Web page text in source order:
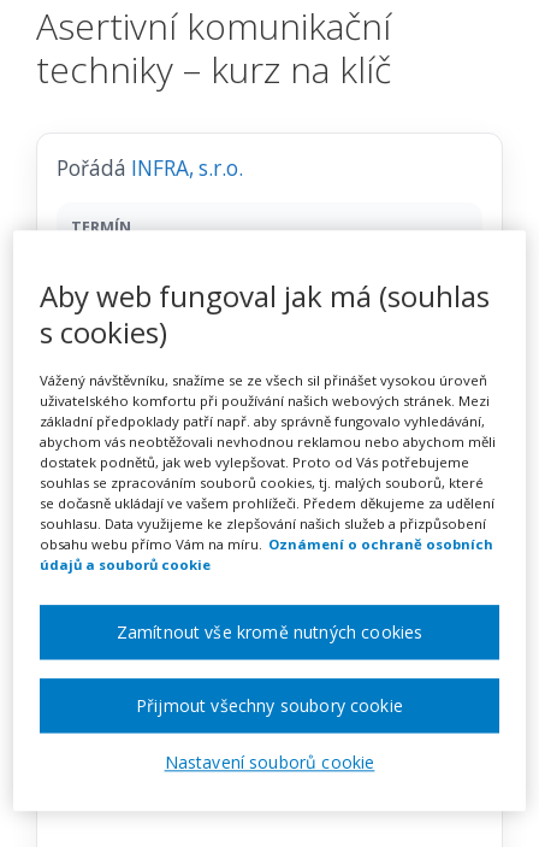
Asertivní komunikační
techniky – kurz na klíč
Pořádá INFRA, s.r.o.
TERMÍN
MÍSTO
CENA
6400 Kč
Zobrazit akci na webu pořadatele
Popis akce
"V asertivní komunikaci nejde o to, vyhrát nebo
prohrát. Jde o porozumění, respekt a dosažení
uspokojivé dohody."
- Sharon Anthony Bower
Aby web fungoval jak má (souhlas
s cookies)
Vážený návštěvníku, snažíme se ze všech sil přinášet vysokou úroveň
uživatelského komfortu při používání našich webových stránek. Mezi
základní předpoklady patří např. aby správně fungovalo vyhledávání,
abychom vás neobtěžovali nevhodnou reklamou nebo abychom měli
dostatek podnětů, jak web vylepšovat. Proto od Vás potřebujeme
souhlas se zpracováním souborů cookies, tj. malých souborů, které
se dočasně ukládají ve vašem prohlížeči. Předem děkujeme za udělení
souhlasu. Data využijeme ke zlepšování našich služeb a přizpůsobení
obsahu webu přímo Vám na míru. Oznámení o ochraně osobních
údajů a souborů cookie
Nastavení souborů cookie
Zamítnout vše kromě nutných cookies
Přijmout všechny soubory cookie